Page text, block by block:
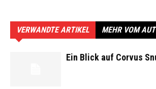
VERWANDTE ARTIKEL MEHR VOM
Ein Blick auf Corvus